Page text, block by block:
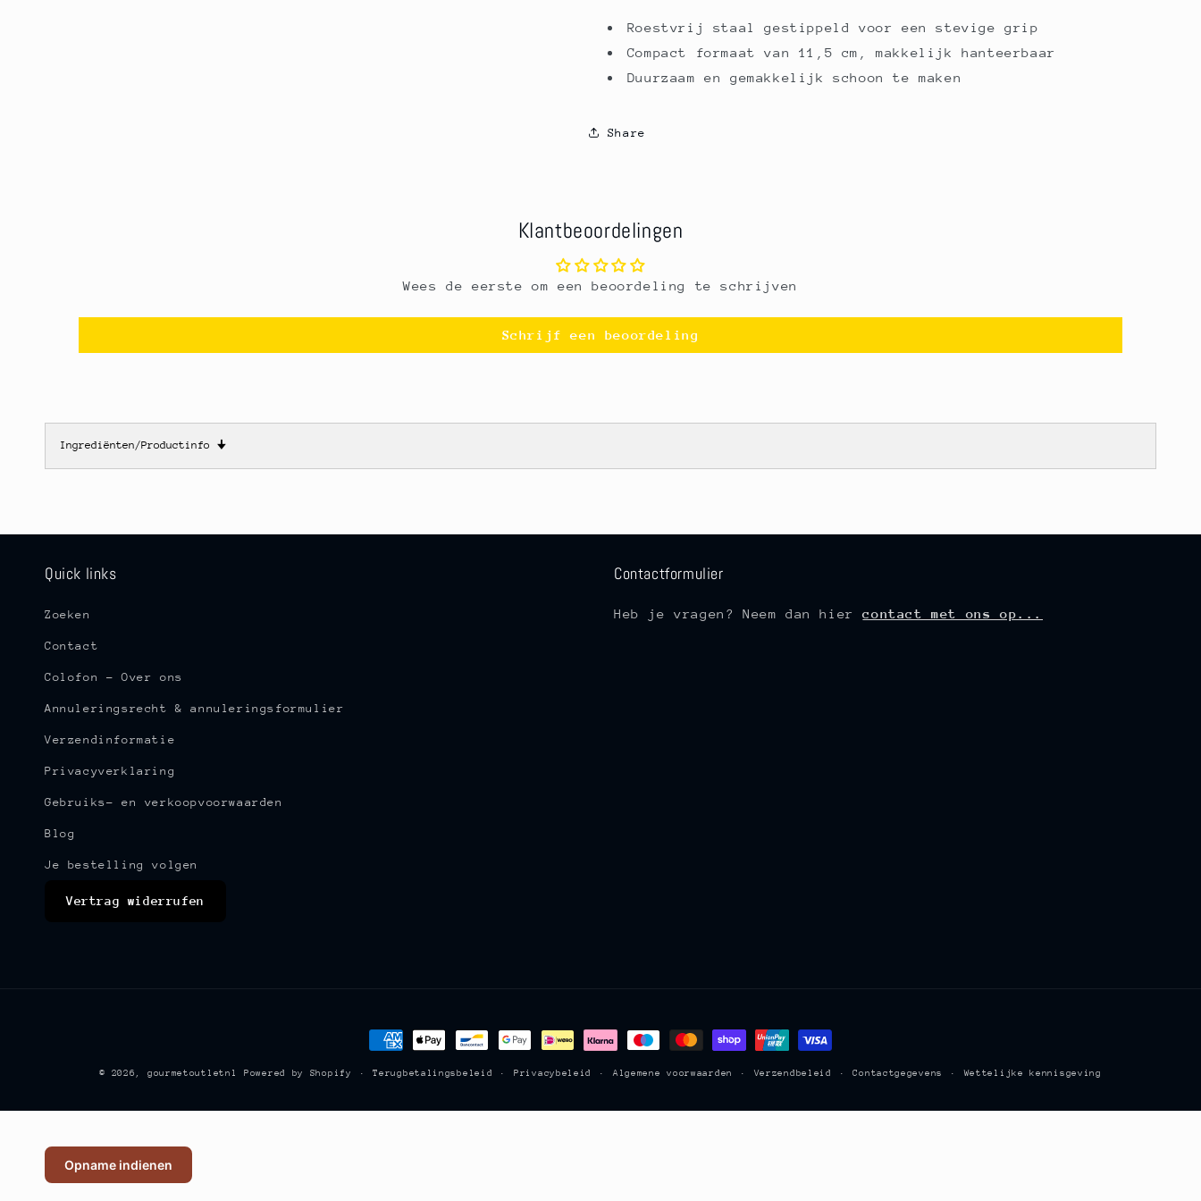
Roestvrij staal gestippeld voor een stevige grip
Compact formaat van 11,5 cm, makkelijk hanteerbaar
Duurzaam en gemakkelijk schoon te maken
Share
Klantbeoordelingen
Wees de eerste om een beoordeling te schrijven
Schrijf een beoordeling
Ingrediënten/Productinfo 🠋
Quick links
Zoeken
Contact
Colofon - Over ons
Annuleringsrecht & annuleringsformulier
Verzendinformatie
Privacyverklaring
Gebruiks- en verkoopvoorwaarden
Blog
Je bestelling volgen
Vertrag widerrufen
Contactformulier
Heb je vragen? Neem dan hiercontact met ons op...
Betaalmethoden
© 2026, gourmetoutletnl Powered by Shopify Terugbetalingsbeleid Privacybeleid Algemene voorwaarden Verzendbeleid Contactgegevens Wettelijke kennisgeving
Opname indienen